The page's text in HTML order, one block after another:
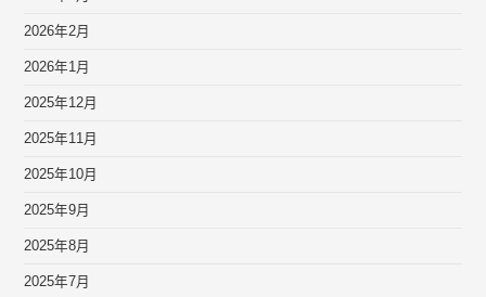
2026年2月
2026年1月
2025年12月
2025年11月
2025年10月
2025年9月
2025年8月
2025年7月